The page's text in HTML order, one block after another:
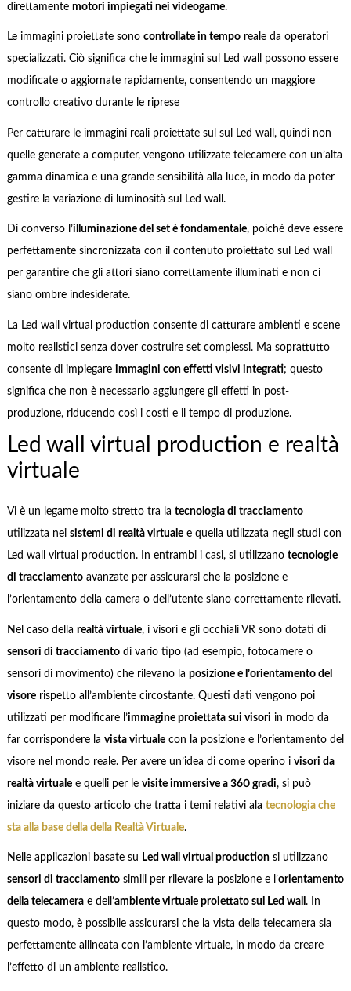
direttamente motori impiegati nei videogame.
Le immagini proiettate sono controllate in temporeale da operatori
specializzati. Ciò significa che le immagini sul Led wall possono essere
modificate o aggiornate rapidamente, consentendo un maggiore
controllo creativo durante le riprese
Per catturare le immagini reali proiettate sul sul Led wall, quindi non
quelle generate a computer, vengono utilizzate telecamere con un’alta
gamma dinamica e una grande sensibilità alla luce, in modo da poter
gestire la variazione di luminosità sul Led wall.
Di converso l’illuminazione del set è fondamentale, poiché deve essere
perfettamente sincronizzata con il contenuto proiettato sul Led wall
per garantire che gli attori siano correttamente illuminati e non ci
siano ombre indesiderate.
La Led wall virtual production consente di catturare ambienti e scene
molto realistici senza dover costruire set complessi. Ma soprattutto
consente di impiegare immagini con effetti visivi integrati; questo
significa che non è necessario aggiungere gli effetti in post-
produzione, riducendo così i costi e il tempo di produzione.
Led wall virtual production e realtà
virtuale
Vi è un legame molto stretto tra la tecnologia di tracciamento
utilizzata nei sistemi di realtà virtualee quella utilizzata negli studi con
Led wall virtual production. In entrambi i casi, si utilizzano tecnologie
di tracciamentoavanzate per assicurarsi che la posizione e
l’orientamento della camera o dell’utente siano correttamente rilevati.
Nel caso della realtà virtuale, i visori e gli occhiali VR sono dotati di
sensori di tracciamentodi vario tipo (ad esempio, fotocamere o
sensori di movimento) che rilevano la posizione e l’orientamento del
visorerispetto all’ambiente circostante. Questi dati vengono poi
utilizzati per modificare l’immagine proiettata sui visori in modo da
far corrispondere la vista virtualecon la posizione e l’orientamento del
visore nel mondo reale. Per avere un’idea di come operino i visori da
realtà virtualee quelli per le visite immersive a 360 gradi, si può
iniziare da questo articolo che tratta i temi relativi ala tecnologia che
sta alla base della della Realtà Virtuale.
Nelle applicazioni basate su Led wall virtual productionsi utilizzano
sensori di tracciamentosimili per rilevare la posizione e l’orientamento
della telecamerae dell’ambiente virtuale proiettato sul Led wall . In
questo modo, è possibile assicurarsi che la vista della telecamera sia
perfettamente allineata con l’ambiente virtuale, in modo da creare
l’effetto di un ambiente realistico.